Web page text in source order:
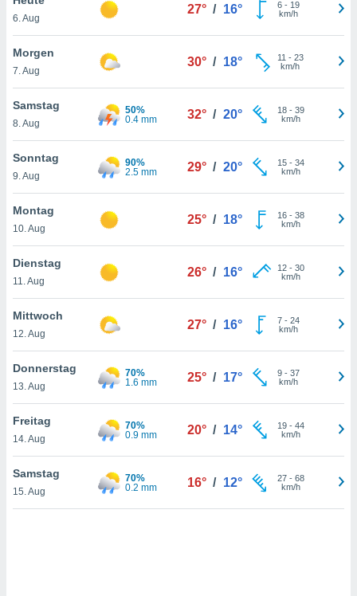
oder
Partner
es uns
das
der
Profil zu
Ihnen
finden
. Sie
jederzeit
Rand
6. Aug
27° / 16° 6- 19
km/h
Morgen
7. Aug
30° / 18° 11 - 23
km/h
Samstag
8. Aug
50%
0.4 mm
32° / 20° 18- 39
km/h
Sonntag
9. Aug
90%
2.5 mm
29° / 20° 15- 34
km/h
Montag
10. Aug
25° / 18° 16- 38
km/h
Dienstag
11. Aug
26° / 16° 12- 30
km/h
Mittwoch
12. Aug
27° / 16° 7- 24
km/h
Donnerstag
13. Aug
70%
1.6 mm
25° / 17° 9- 37
km/h
Freitag
14. Aug
70%
0.9 mm
20° / 14° 19- 44
km/h
Samstag
15. Aug
70%
0.2 mm
16° / 12° 27- 68
km/h